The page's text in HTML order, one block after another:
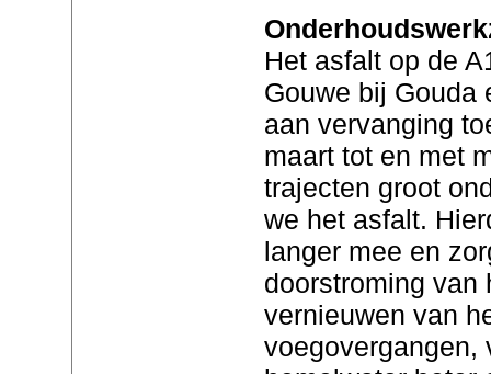
Het asfalt op de
Gouwe bij Gouda
aan vervanging
maart tot en met
trajecten groot
we het asfalt.
langer mee en
doorstroming van
vernieuwen van
voegovergangen,